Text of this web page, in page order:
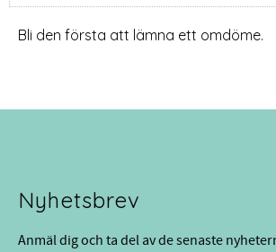
Bli den första att lämna ett omdöme.
Nyhetsbrev
Anmäl dig och ta del av de senaste